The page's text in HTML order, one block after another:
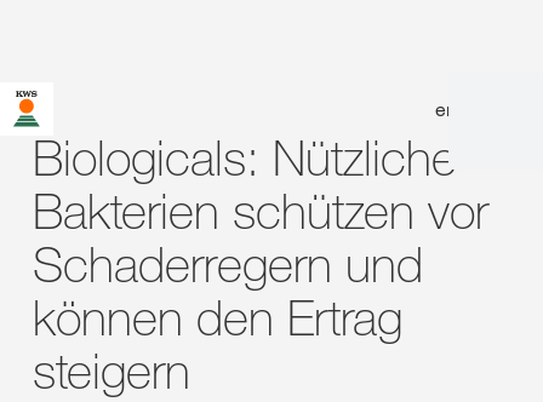
en
Biologicals: Nützliche
Bakterien schützen vor
Schaderregern und
können den Ertrag
steigern